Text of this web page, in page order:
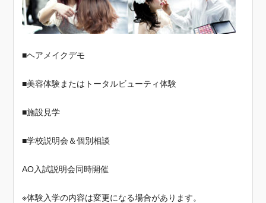
■ヘアメイクデモ
■美容体験またはトータルビューティ体験
■施設見学
■学校説明会＆個別相談
AO入試説明会同時開催
※体験入学の内容は変更になる場合があります。